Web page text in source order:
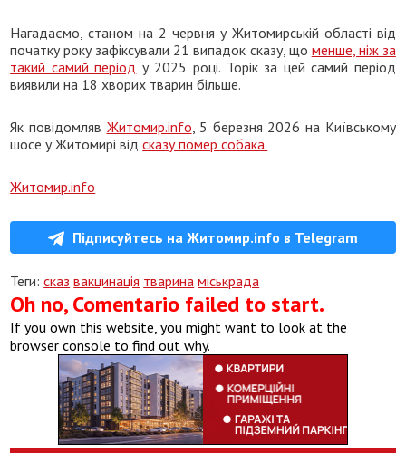
Нагадаємо, станом на 2 червня у Житомирській області від
початку року зафіксували 21 випадок сказу, що менше, ніж за
такий самий період у 2025 році. Торік за цей самий період
виявили на 18 хворих тварин більше.
Як повідомляв Житомир.info , 5 березня 2026 на Київському
шосе у Житомирі відсказу помер собака.
Житомир.info
Підписуйтесь на Житомир.info в Telegram
Теги:сказ вакцинація тварина міськрада
Oh no, Comentario failed to start.
If you own this website, you might want to look at the
browser console to find out why.